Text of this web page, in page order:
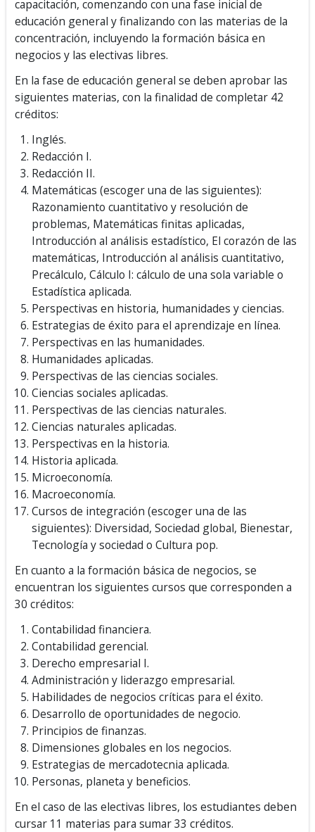
capacitación, comenzando con una fase inicial de
educación general y finalizando con las materias de la
concentración, incluyendo la formación básica en
negocios y las electivas libres.
En la fase de educación general se deben aprobar las
siguientes materias, con la finalidad de completar 42
créditos:
Inglés.
Redacción I.
Redacción II.
Matemáticas (escoger una de las siguientes):
Razonamiento cuantitativo y resolución de
problemas, Matemáticas finitas aplicadas,
Introducción al análisis estadístico, El corazón de las
matemáticas, Introducción al análisis cuantitativo,
Precálculo, Cálculo I: cálculo de una sola variable o
Estadística aplicada.
Perspectivas en historia, humanidades y ciencias.
Estrategias de éxito para el aprendizaje en línea.
Perspectivas en las humanidades.
Humanidades aplicadas.
Perspectivas de las ciencias sociales.
Ciencias sociales aplicadas.
Perspectivas de las ciencias naturales.
Ciencias naturales aplicadas.
Perspectivas en la historia.
Historia aplicada.
Microeconomía.
Macroeconomía.
Cursos de integración (escoger una de las
siguientes): Diversidad, Sociedad global, Bienestar,
Tecnología y sociedad o Cultura pop.
En cuanto a la formación básica de negocios, se
encuentran los siguientes cursos que corresponden a
30 créditos:
Contabilidad financiera.
Contabilidad gerencial.
Derecho empresarial I.
Administración y liderazgo empresarial.
Habilidades de negocios críticas para el éxito.
Desarrollo de oportunidades de negocio.
Principios de finanzas.
Dimensiones globales en los negocios.
Estrategias de mercadotecnia aplicada.
Personas, planeta y beneficios.
En el caso de las electivas libres, los estudiantes deben
cursar 11 materias para sumar 33 créditos.